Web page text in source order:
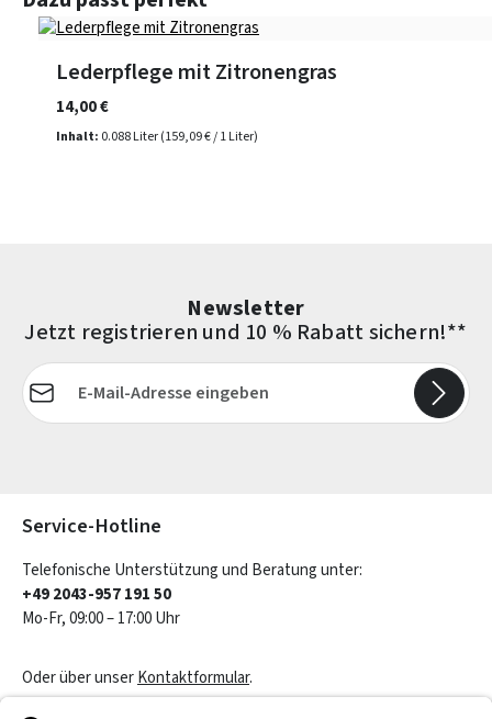
Lederpflege mit Zitronengras
Inhalt: 0.088 Liter(159,09 € / 1 Liter)
14,00 €
Newsletter
Jetzt registrieren und 10 % Rabatt sichern!**
E-Mail-Adresse*
Service-Hotline
Telefonische Unterstützung und Beratung unter:
+49 2043-957 191 50
Mo-Fr, 09:00 – 17:00 Uhr
Oder über unserKontaktformular.